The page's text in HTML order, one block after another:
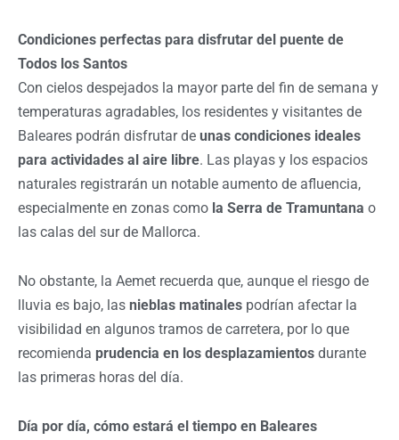
Condiciones perfectas para disfrutar del puente de
Todos los Santos
Con cielos despejados la mayor parte del fin de semana y
temperaturas agradables, los residentes y visitantes de
Baleares podrán disfrutar de unas condiciones ideales
para actividades al aire libre. Las playas y los espacios
naturales registrarán un notable aumento de afluencia,
especialmente en zonas como la Serra de Tramuntana o
las calas del sur de Mallorca.
No obstante, la Aemet recuerda que, aunque el riesgo de
lluvia es bajo, las nieblas matinales podrían afectar la
visibilidad en algunos tramos de carretera, por lo que
recomienda prudencia en los desplazamientos durante
las primeras horas del día.
Día por día, cómo estará el tiempo en Baleares